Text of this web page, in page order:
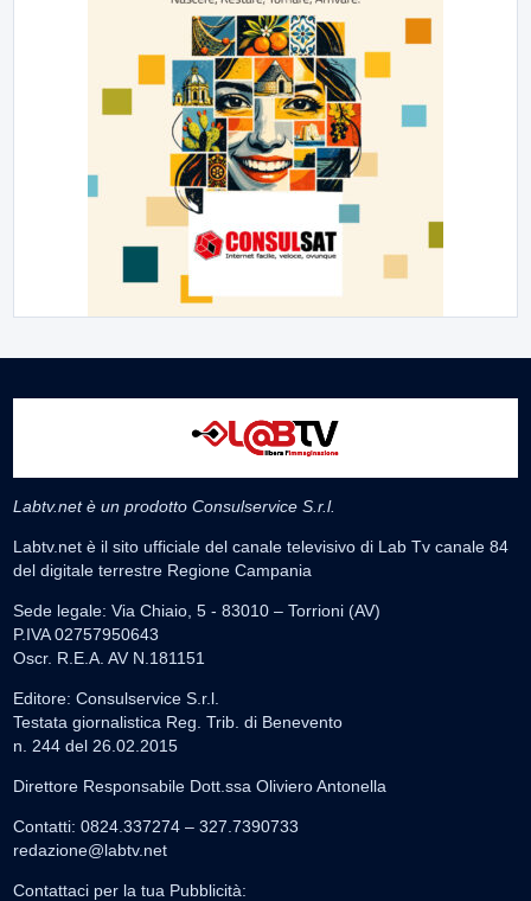
Labtv.net è un prodotto Consulservice S.r.l.
Labtv.net è il sito ufficiale del canale televisivo di Lab Tv canale 84
del digitale terrestre Regione Campania
Sede legale: Via Chiaio, 5 - 83010 – Torrioni (AV)
P.IVA 02757950643
Oscr. R.E.A. AV N.181151
Editore: Consulservice S.r.l.
Testata giornalistica Reg. Trib. di Benevento
n. 244 del 26.02.2015
Direttore Responsabile Dott.ssa Oliviero Antonella
Contatti: 0824.337274 – 327.7390733
redazione@labtv.net
Contattaci per la tua Pubblicità: